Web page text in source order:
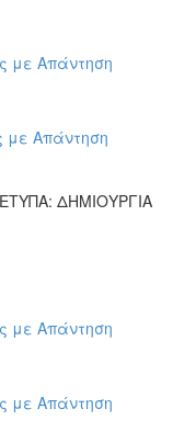
με Απάντηση
με Απάντηση
ΔΗΜΙΟΥΡΓΙΑ
με Απάντηση
με Απάντηση